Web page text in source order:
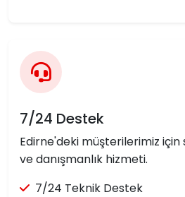
7/24 Destek
Edirne'deki müşterilerimiz
ve danışmanlık hizmeti.
7/24 Teknik Destek